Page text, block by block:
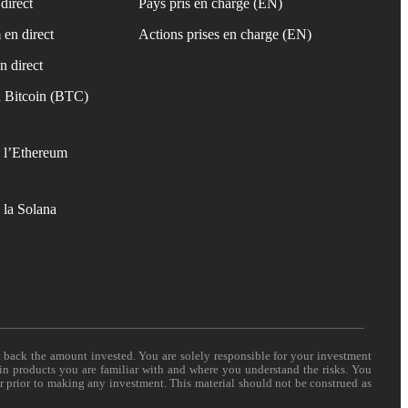
en direct
direct
Bitcoin (BTC)
Solana
Pays pris en charge (EN)
Actions prises en charge (EN)
the amount invested. You are solely responsible for your investment
you are familiar with and where you understand the risks. You
to making any investment. This material should not be construed as